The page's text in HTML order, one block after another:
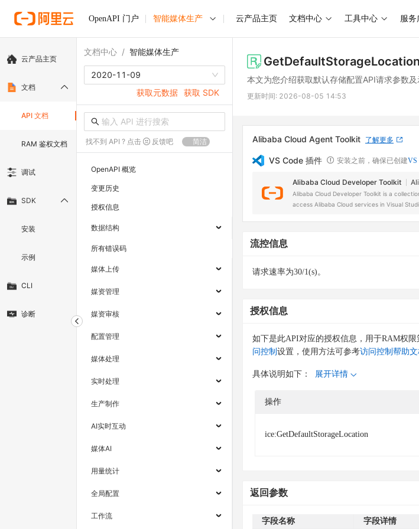
OpenAPI 门户 智能媒体生产 云产品主页 文档中心 工具中心 服务
云产品主页
文档
API 文档
RAM 鉴权文档
调试
SDK
安装
示例
CLI
诊断
文档中心 / 智能媒体生产
2020-11-09
获取元数据 获取 SDK
找不到 API ? 点击 反馈吧 简洁
OpenAPI 概览
变更历史
授权信息
数据结构
所有错误码
媒体上传
媒资管理
媒资审核
配置管理
媒体处理
实时处理
生产制作
AI实时互动
媒体AI
用量统计
全局配置
工作流
GetDefaultStorageLocation
本文为您介绍获取默认存储配置API请求参数及
更新时间: 2026-08-05 14:53
Alibaba Cloud Agent Toolkit 了解更多
VS Code 插件 安装之前，确保已创建VS
Alibaba Cloud Developer Toolkit
Alibaba Cloud Developer Toolkit is a
access Alibaba Cloud services in Visual
流控信息
请求速率为30/1(s)。
授权信息
如下是此API对应的授权信息，用于RAM权限
问控制 设置，使用方法可参考访问控制帮助文
具体说明如下： 展开详情
操作
ice:GetDefaultStorageLocation
返回参数
字段名称 字段详情